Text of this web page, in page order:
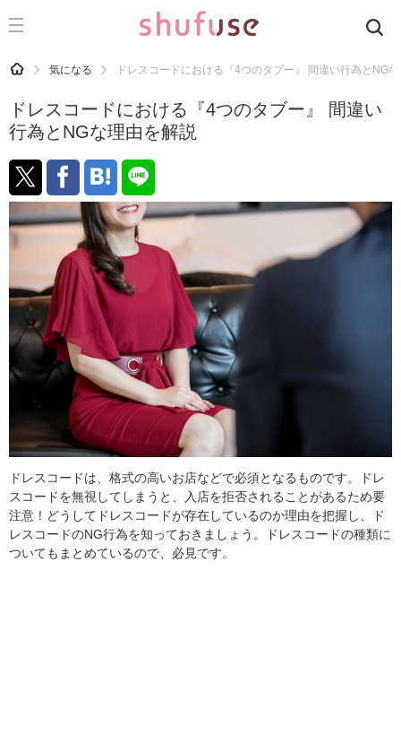
CATEGORY 記事カテゴリ
運気
洗濯
生活の知恵
お金
マナー
趣味
食材辞典
おすすめ
HOME 気になる ドレスコードにおける『4つのタブー』 間違い行為とNG
ドレスコードにおける『4つのタブー』 間違い
行為とNGな理由を解説
ドレスコードは、格式の高いお店などで必須となるものです。ドレ
スコードを無視してしまうと、入店を拒否されることがあるため要
注意！どうしてドレスコードが存在しているのか理由を把握し、ド
レスコードのNG行為を知っておきましょう。ドレスコードの種類に
ついてもまとめているので、必見です。